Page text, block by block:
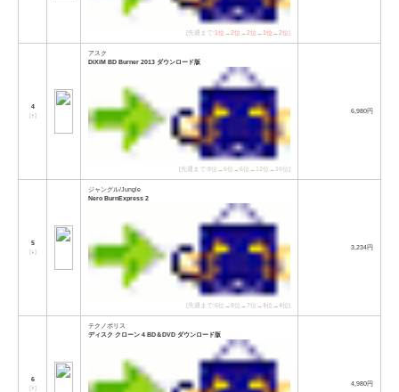
[先週まで:1位 →2位 →2位 →1位 →2位]
4
[↑]
アスク
DiXiM BD Burner 2013 ダウンロード版
[先週まで:8位→6位→6位→12位→16位]
6,980円
5
[↓]
ジャングル/Jungle
Nero BurnExpress 2
[先週まで:6位→8位→7位→4位 →4位]
3,234円
6
[↑]
テクノポリス
ディスク クローン 4 BD＆DVD ダウンロード版
4,980円